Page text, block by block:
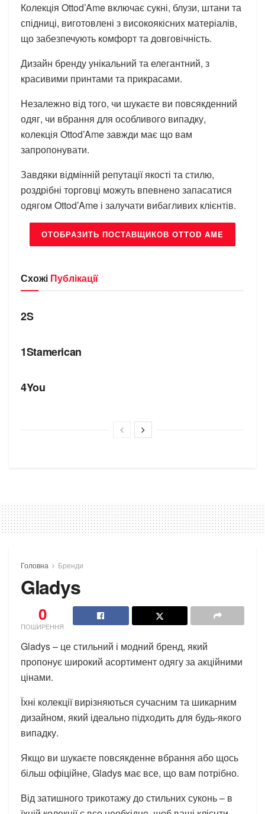
Колекція Ottod’Ame включає сукні, блузи, штани та
спідниці, виготовлені з високоякісних матеріалів,
що забезпечують комфорт та довговічність.
Дизайн бренду унікальний та елегантний, з
красивими принтами та прикрасами.
Незалежно від того, чи шукаєте ви повсякденний
одяг, чи вбрання для особливого випадку,
колекція Ottod’Ame завжди має що вам
запропонувати.
Завдяки відмінній репутації якості та стилю,
роздрібні торговці можуть впевнено запасатися
одягом Ottod’Ame і залучати вибагливих клієнтів.
ОТОБРАЗИТЬ ПОСТАВЩИКОВ OTTOD AME
Схожі Публікації
БРЕНДИ
2S
1Stamerican
4You
Головна Бренди
Gladys
0
ПОШИРЕННЯ
Gladys – це стильний і модний бренд, який
пропонує широкий асортимент одягу за акційними
цінами.
Їхні колекції вирізняються сучасним та шикарним
дизайном, який ідеально підходить для будь-якого
випадку.
Якщо ви шукаєте повсякденне вбрання або щось
більш офіційне, Gladys має все, що вам потрібно.
Від затишного трикотажу до стильних суконь – в